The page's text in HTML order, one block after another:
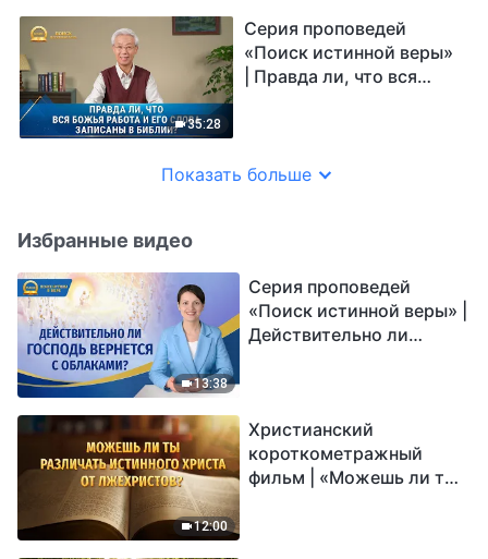
35:28
Серия проповедей
«Поиск истинной веры»
| Правда ли, что вся
Показать больше
Избранные видео
13:38
Серия проповедей
«Поиск истинной веры» |
Действительно ли
12:00
Христианский
короткометражный
фильм | «Можешь ли ты